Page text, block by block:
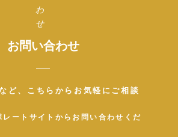
お問い合わせ
ど、こちらからお気軽にご相談
ートサイトからお問い合わせくだ